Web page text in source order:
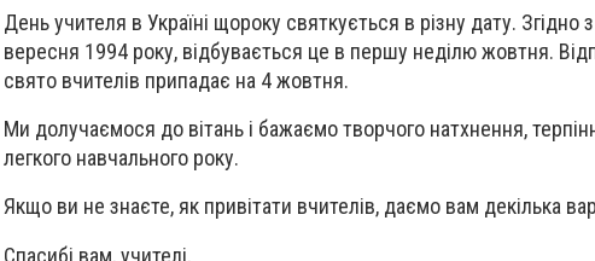
День учителя в Україні щороку святкується в різну дату. Згідно
вересня 1994 року, відбувається це в першу неділю жовтня.
свято вчителів припадає на 4 жовтня.
Ми долучаємося до вітань і бажаємо творчого натхнення,
легкого навчального року.
Якщо ви не знаєте, як привітати вчителів, даємо вам декілька
Спасибі вам, учителі,